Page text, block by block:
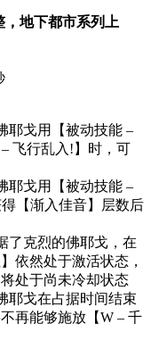
戈用【被动技能 –
飞行乱入!】时，可
戈用【被动技能 –
【渐入佳音】层数后
克烈的佛耶戈，在
依然处于激活状态，
处于尚未冷却状态
戈在占据时间结束
再能够施放【W – 千